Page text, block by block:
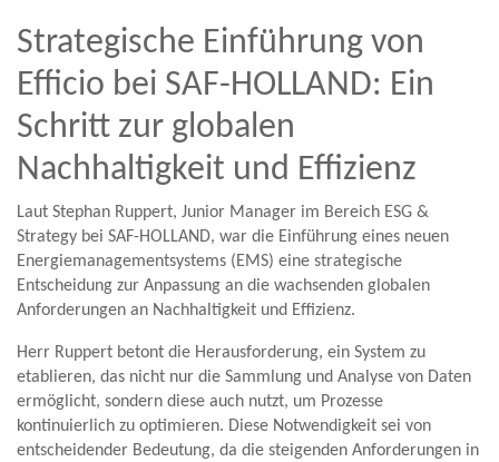
Strategische Einführung von
Efficio bei SAF-HOLLAND: Ein
Schritt zur globalen
Nachhaltigkeit und Effizienz
Laut Stephan Ruppert, Junior Manager im Bereich ESG &
Strategy bei SAF-HOLLAND, war die Einführung eines neuen
Energiemanagementsystems (EMS) eine strategische
Entscheidung zur Anpassung an die wachsenden globalen
Anforderungen an Nachhaltigkeit und Effizienz.
Herr Ruppert betont die Herausforderung, ein System zu
etablieren, das nicht nur die Sammlung und Analyse von Daten
ermöglicht, sondern diese auch nutzt, um Prozesse
kontinuierlich zu optimieren. Diese Notwendigkeit sei von
entscheidender Bedeutung, da die steigenden Anforderungen in